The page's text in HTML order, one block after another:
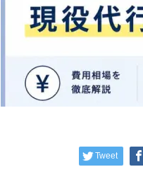
Tweet